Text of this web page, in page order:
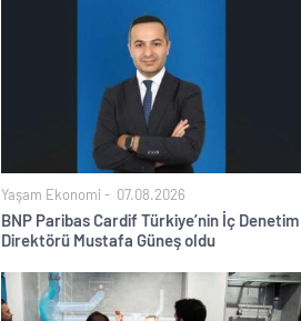
Yaşam Ekonomi 07.08.2026
BNP Paribas Cardif Türkiye’nin İç Denetim
Direktörü Mustafa Güneş oldu